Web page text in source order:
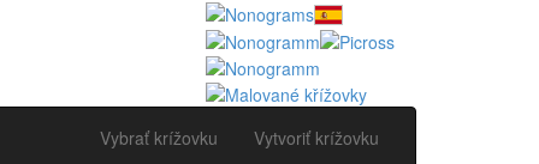
Vybrať krížovku Vytvoriť krížovku